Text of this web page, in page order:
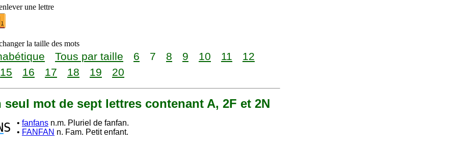
une lettre
la taille des mots
Tous par taille 6 7 8 9 10 11
12
15 16 17 18 19 20
seul mot de sept lettres contenant A, 2F et 2N
S • fanfans n.m. Pluriel de fanfan.
• FANFAN n. Fam. Petit enfant.